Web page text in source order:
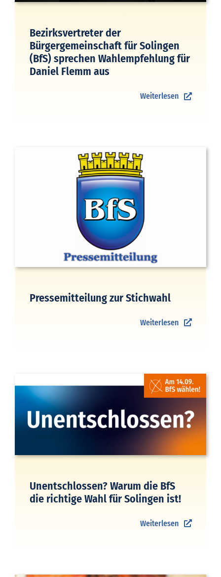
Bezirksvertreter der
Bürgergemeinschaft für Solingen
(BfS) sprechen Wahlempfehlung für
Daniel Flemm aus
Weiterlesen
Pressemitteilung zur Stichwahl
Weiterlesen
Unentschlossen? Warum die BfS
die richtige Wahl für Solingen ist!
Weiterlesen